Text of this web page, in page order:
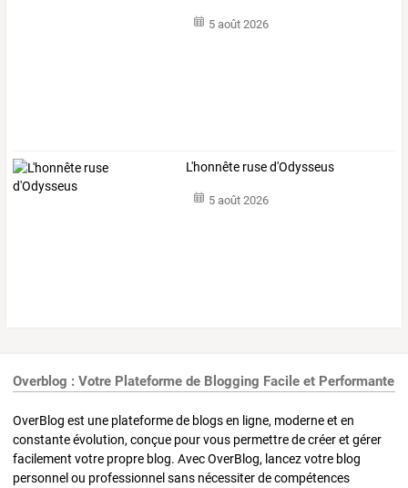
5 août 2026
L'honnête ruse d'Odysseus
5 août 2026
Overblog : Votre Plateforme de Blogging Facile et Performante
OverBlog est une plateforme de blogs en ligne, moderne et en
constante évolution, conçue pour vous permettre de créer et gérer
facilement votre propre blog. Avec OverBlog, lancez votre blog
personnel ou professionnel sans nécessiter de compétences